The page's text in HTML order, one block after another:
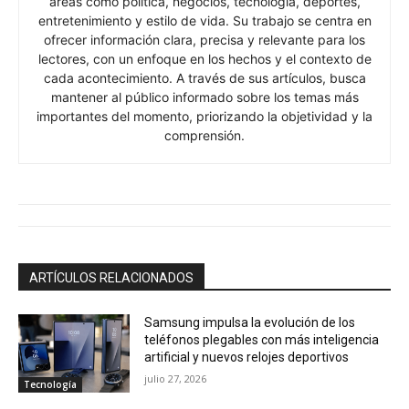
entretenimiento y estilo de vida. Su trabajo se centra en
ofrecer información clara, precisa y relevante para los
lectores, con un enfoque en los hechos y el contexto de
cada acontecimiento. A través de sus artículos, busca
mantener al público informado sobre los temas más
importantes del momento, priorizando la objetividad y la
comprensión.
ARTÍCULOS RELACIONADOS
Tecnología
Samsung impulsa la evolución de los
teléfonos plegables con más inteligencia
artificial y nuevos relojes deportivos
julio 27, 2026